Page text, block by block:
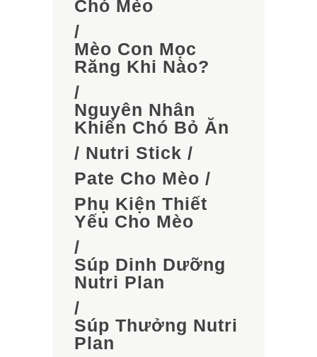
Chó Mèo
/
Mèo Con Mọc
Răng Khi Nào?
/
Nguyên Nhân
Khiến Chó Bỏ Ăn
/ Nutri Stick /
Pate Cho Mèo /
Phụ Kiện Thiết
Yếu Cho Mèo
/
Súp Dinh Dưỡng
Nutri Plan
/
Súp Thưởng Nutri
Plan